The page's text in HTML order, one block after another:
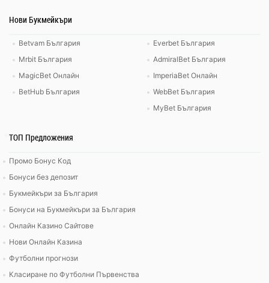
Нови Букмейкъри
Betvam България
Mrbit България
MagicBet Онлайн
BetHub България
Everbet България
AdmiralBet България
ImperiaBet Онлайн
WebBet България
MyBet България
ТОП Предложения
Промо Бонус Код
Бонуси без депозит
Букмейкъри за България
Бонуси на Букмейкъри за България
Онлайн Казино Сайтове
Нови Онлайн Казина
Футболни прогнози
Класиране по Футболни Първенства